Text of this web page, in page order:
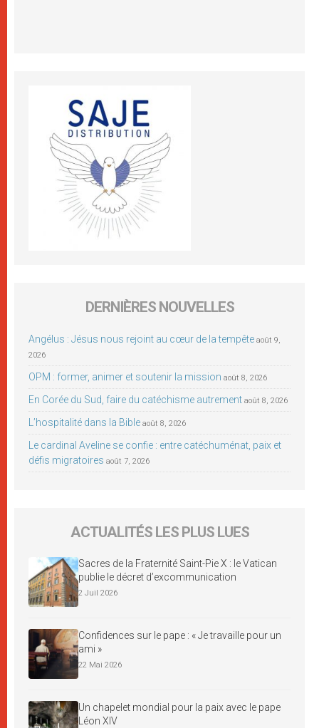
DERNIÈRES NOUVELLES
Angélus : Jésus nous rejoint au cœur de la tempête août 9,
2026
OPM : former, animer et soutenir la mission août 8, 2026
En Corée du Sud, faire du catéchisme autrement août 8, 2026
L’hospitalité dans la Bible août 8, 2026
Le cardinal Aveline se confie : entre catéchuménat, paix et
défis migratoires août 7, 2026
ACTUALITÉS LES PLUS LUES
Sacres de la Fraternité Saint-Pie X : le Vatican
publie le décret d’excommunication
2 Juil 2026
Confidences sur le pape : « Je travaille pour un
ami »
22 Mai 2026
Un chapelet mondial pour la paix avec le pape
Léon XIV